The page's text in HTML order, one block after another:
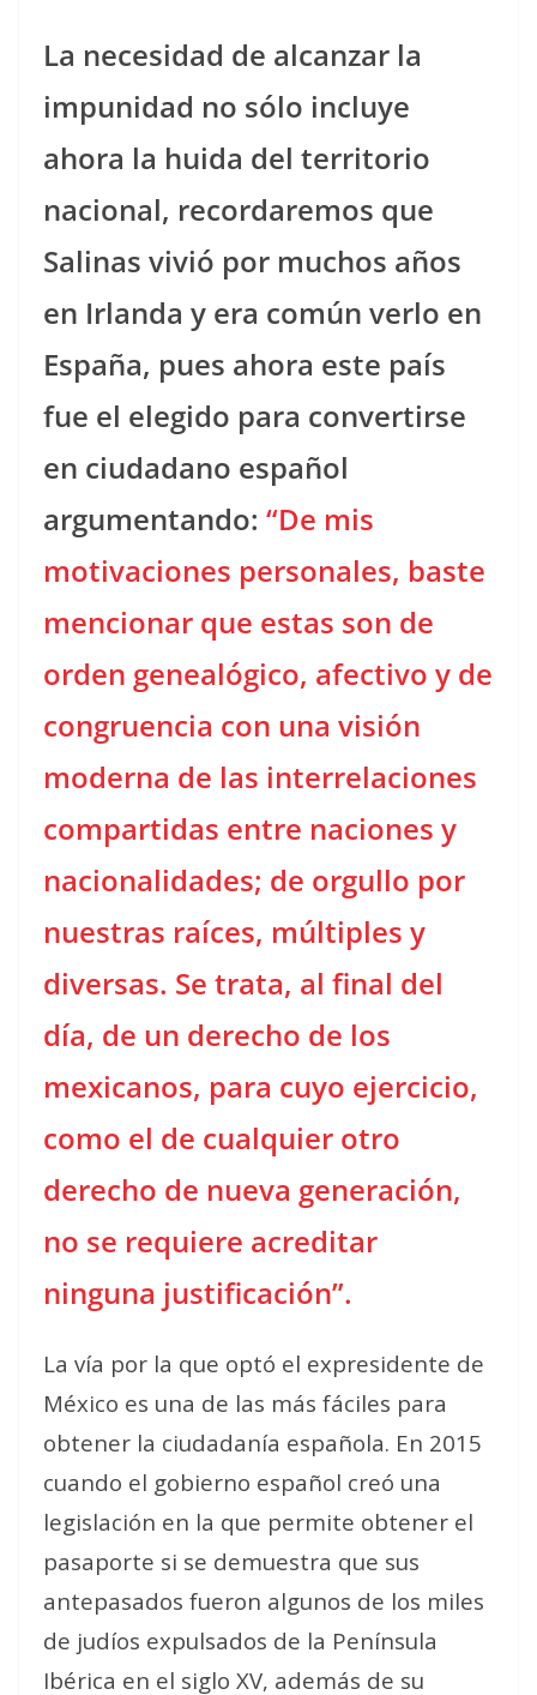
La necesidad de alcanzar la
impunidad no sólo incluye
ahora la huida del territorio
nacional, recordaremos que
Salinas vivió por muchos años
en Irlanda y era común verlo en
España, pues ahora este país
fue el elegido para convertirse
en ciudadano español
argumentando: “De mis
motivaciones personales, baste
mencionar que estas son de
orden genealógico, afectivo y de
congruencia con una visión
moderna de las interrelaciones
compartidas entre naciones y
nacionalidades; de orgullo por
nuestras raíces, múltiples y
diversas. Se trata, al final del
día, de un derecho de los
mexicanos, para cuyo ejercicio,
como el de cualquier otro
derecho de nueva generación,
no se requiere acreditar
ninguna justificación”.
La vía por la que optó el expresidente de
México es una de las más fáciles para
obtener la ciudadanía española. En 2015
cuando el gobierno español creó una
legislación en la que permite obtener el
pasaporte si se demuestra que sus
antepasados fueron algunos de los miles
de judíos expulsados de la Península
Ibérica en el siglo XV, además de su